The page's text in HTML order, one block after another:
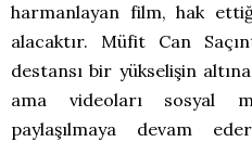
harmanlayan film, hak
alacaktır. Müfit Can
destansı bir yükselişin
ama videoları sosyal
paylaşılmaya devam